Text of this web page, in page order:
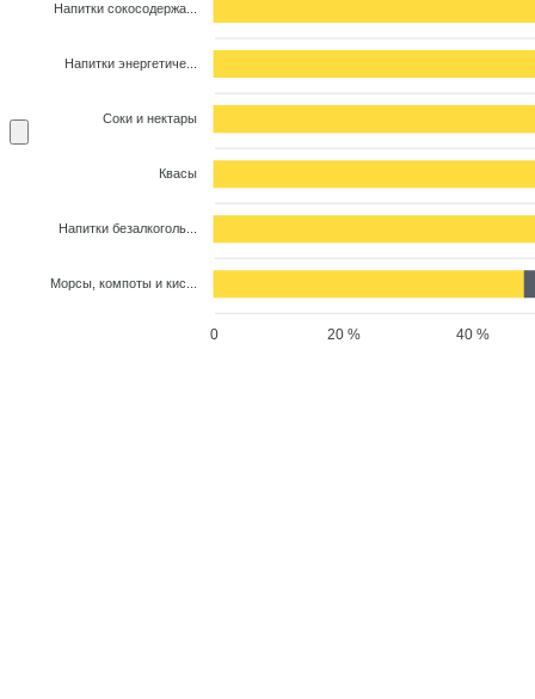
Напитки сокосодержа...
Напитки энергетиче...
Соки и нектары
Квасы
Напитки безалкоголь...
Морсы, компоты и кис...
40 %
20 %
0